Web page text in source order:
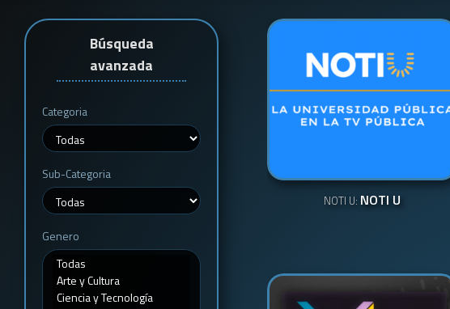
NOTI U: NOTI U
Búsqueda
avanzada
Categoria
Sub-Categoria
Genero